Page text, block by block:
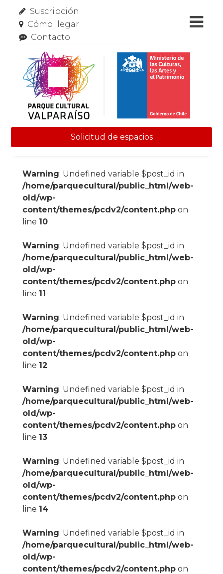
Suscripción
Cómo llegar
Contacto
Solicitud de espacios
Warning: Undefined variable $post_id in
/home/parquecultural/public_html/web-
old/wp-
content/themes/pcdv2/content.phpon
line 10
Warning: Undefined variable $post_id in
/home/parquecultural/public_html/web-
old/wp-
content/themes/pcdv2/content.phpon
line 11
Warning: Undefined variable $post_id in
/home/parquecultural/public_html/web-
old/wp-
content/themes/pcdv2/content.phpon
line 12
Warning: Undefined variable $post_id in
/home/parquecultural/public_html/web-
old/wp-
content/themes/pcdv2/content.phpon
line 13
Warning: Undefined variable $post_id in
/home/parquecultural/public_html/web-
old/wp-
content/themes/pcdv2/content.phpon
line 14
Warning: Undefined variable $post_id in
/home/parquecultural/public_html/web-
old/wp-
content/themes/pcdv2/content.phpon